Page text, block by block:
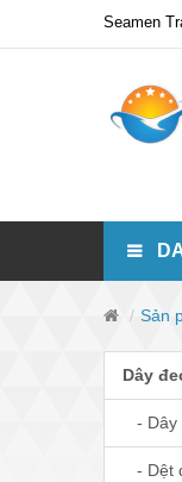
Seamen
Sản
Dây
- Dây
- Dệt